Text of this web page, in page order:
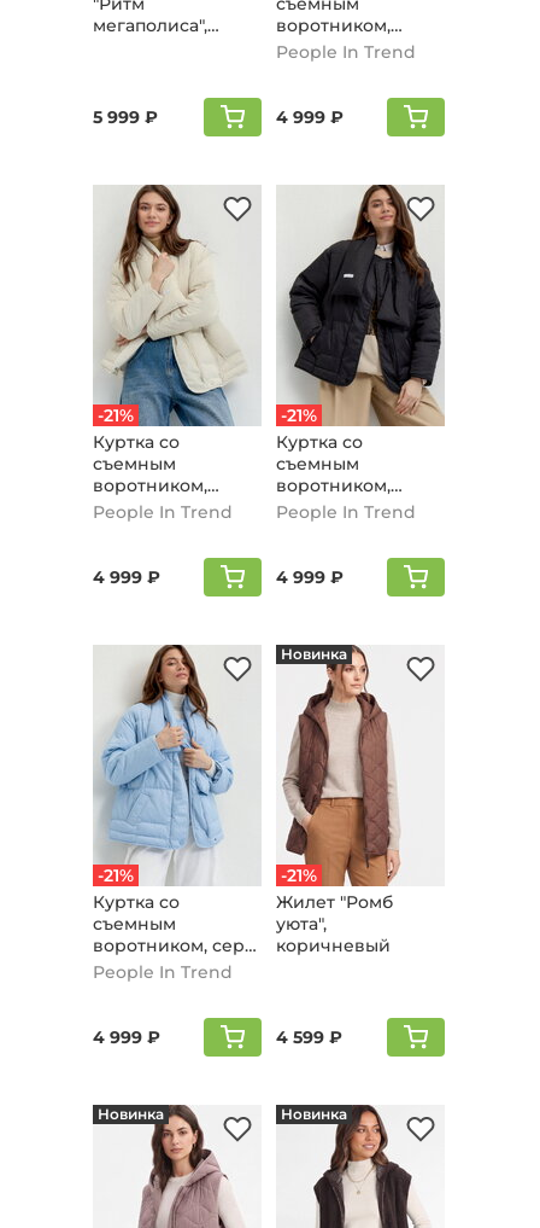
мегаполиса",
5 999 ₽
воротником,
сиреневый
People In Trend
4 999 ₽
-21%
Куртка со
съемным
воротником,
молочный
People In Trend
4 999 ₽
-21%
Куртка со
съемным
воротником,
черный
People In Trend
4 999 ₽
-21%
Куртка со
съемным
воротником, серо-
голубой
People In Trend
4 999 ₽
-21%
Новинка
Жилет "Ромб
уюта",
коричневый
4 599 ₽
Новинка Новинка